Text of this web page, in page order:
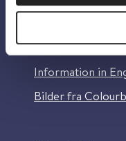
Personvern og
Information in
Bilder fra